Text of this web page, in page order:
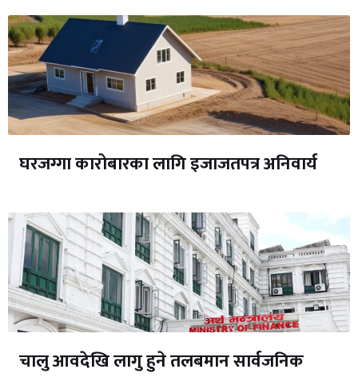
घरजग्गा कारोबारका लागि इजाजतपत्र अनिवार्य
चालु आवदेखि लागु हुने तलबमान सार्वजनिक